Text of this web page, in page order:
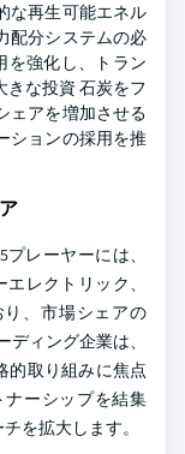
な再生可能エネル
配分システムの必
を強化し、トラン
きな投資 石炭をフ
ェアを増加させる
ションの採用を推
レーヤーには、
レクトリック、
、市場シェアの
ディング企業は、
的取り組みに焦点
ーシップを結集
を拡大します。